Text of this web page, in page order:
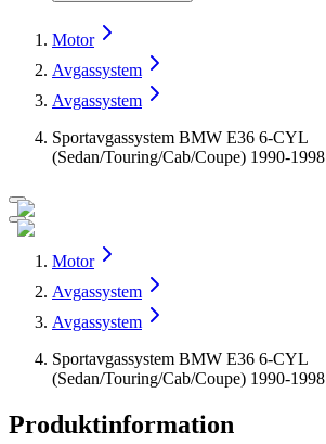
Motor
Avgassystem
Avgassystem
Sportavgassystem BMW E36 6-CYL
(Sedan/Touring/Cab/Coupe) 1990-1998
Motor
Avgassystem
Avgassystem
Sportavgassystem BMW E36 6-CYL
(Sedan/Touring/Cab/Coupe) 1990-1998
Produktinformation